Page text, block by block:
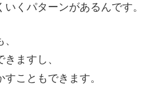
くパターンがあるんです。
ますし、
こともできます。